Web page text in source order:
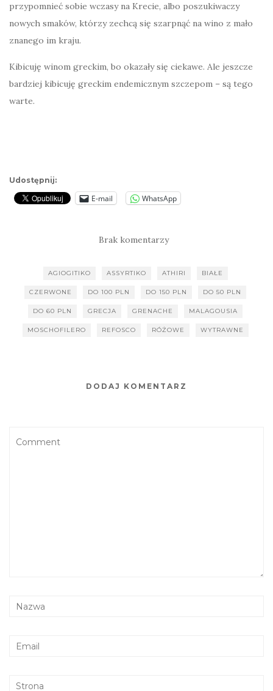
przypomnieć sobie wczasy na Krecie, albo poszukiwaczy
nowych smaków, którzy zechcą się szarpnąć na wino z mało
znanego im kraju.
Kibicuję winom greckim, bo okazały się ciekawe. Ale jeszcze
bardziej kibicuję greckim endemicznym szczepom – są tego
warte.
Udostępnij:
E-mail WhatsApp
Brak komentarzy
AGIOGITIKO ASSYRTIKO ATHIRI BIAŁE
CZERWONE DO 100 PLN DO 150 PLN DO 50 PLN
DO 60 PLN GRECJA GRENACHE MALAGOUSIA
MOSCHOFILERO REFOSCO RÓŻOWE WYTRAWNE
DODAJ KOMENTARZ